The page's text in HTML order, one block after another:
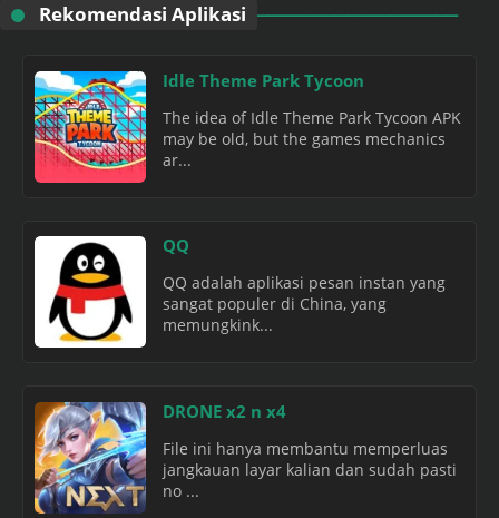
Rekomendasi Aplikasi
Idle Theme Park Tycoon
The idea of Idle Theme Park Tycoon APK
may be old, but the games mechanics
ar...
QQ
QQ adalah aplikasi pesan instan yang
sangat populer di China, yang
memungkink...
DRONE x2 n x4
File ini hanya membantu memperluas
jangkauan layar kalian dan sudah pasti
no ...